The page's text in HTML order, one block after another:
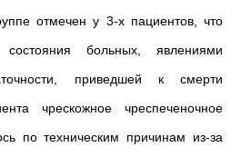
отмечен у 3-х пациентов, что
больных, явлениями
приведшей к смерти
чрескожное чреспеченочное
по техническим причинам из-за